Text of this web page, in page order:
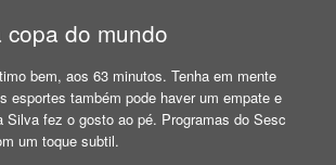
copa do mundo
bem, aos 63 minutos. Tenha em mente
esportes também pode haver um empate e
Silva fez o gosto ao pé. Programas do Sesc
um toque subtil.